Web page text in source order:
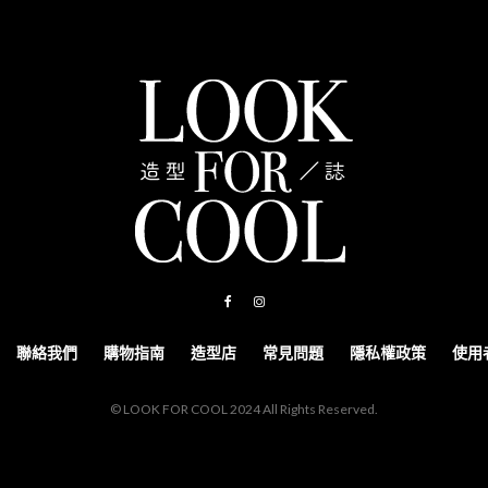
聯絡我們 購物指南 造型店 常見問題 隱私權政策 使用
© LOOK FOR COOL 2024 All Rights Reserved.